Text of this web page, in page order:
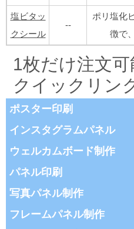
塩ビタッ
クシール
--
ポリ塩化
徴で
1枚だけ注文
クイックリン
ポスター印刷
インスタグラムパネル
ウェルカムボード制作
パネル印刷
写真パネル制作
フレームパネル制作